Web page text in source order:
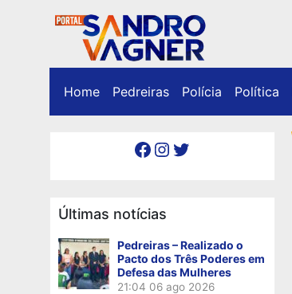
Home Pedreiras Polícia Política
Facebook Instagram Twitter
Últimas notícias
Pedreiras – Realizado o
Pacto dos Três Poderes em
Defesa das Mulheres
21:04 06 ago 2026